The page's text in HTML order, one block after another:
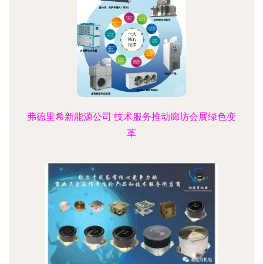
弗德里希新能源公司 技术服务推动廊坊会展绿色变
革